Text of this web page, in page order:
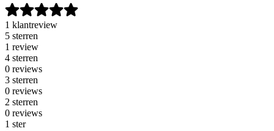
1 klantreview
5 sterren
1 review
4 sterren
0 reviews
3 sterren
0 reviews
2 sterren
0 reviews
1 ster